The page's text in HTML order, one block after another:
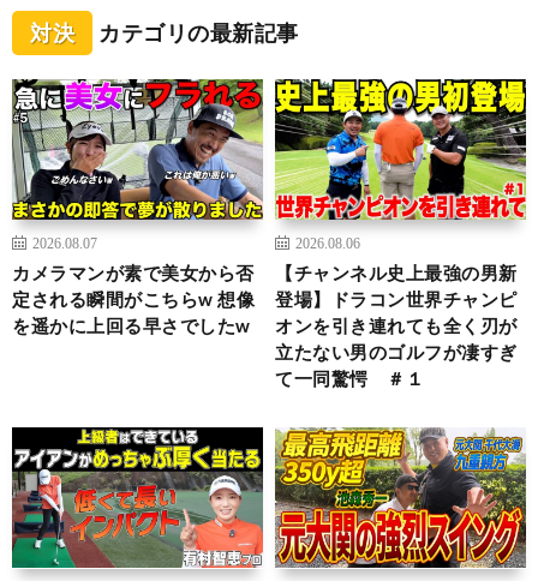
対決 カテゴリの最新記事
2026.08.07
カメラマンが素で美女から否
定される瞬間がこちらw 想像
を遥かに上回る早さでしたw
2026.08.06
【チャンネル史上最強の男新
登場】ドラコン世界チャンピ
オンを引き連れても全く刃が
立たない男のゴルフが凄すぎ
て一同驚愕 ＃１